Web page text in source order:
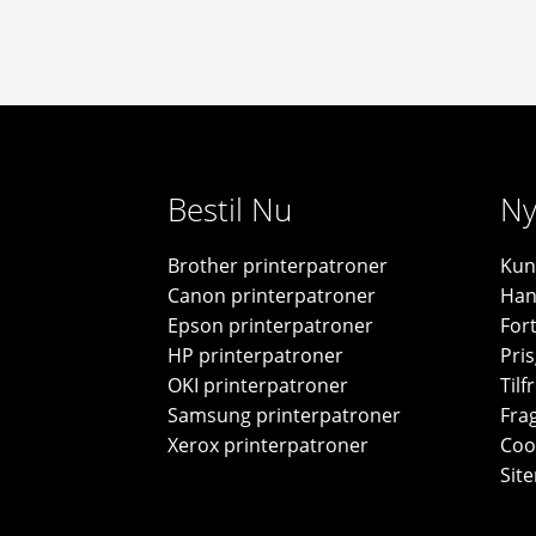
Bestil Nu
Brother printerpatroner
Canon printerpatroner
Epson printerpatroner
HP printerpatroner
OKI printerpatroner
Samsung printerpatroner
Xerox printerpatroner